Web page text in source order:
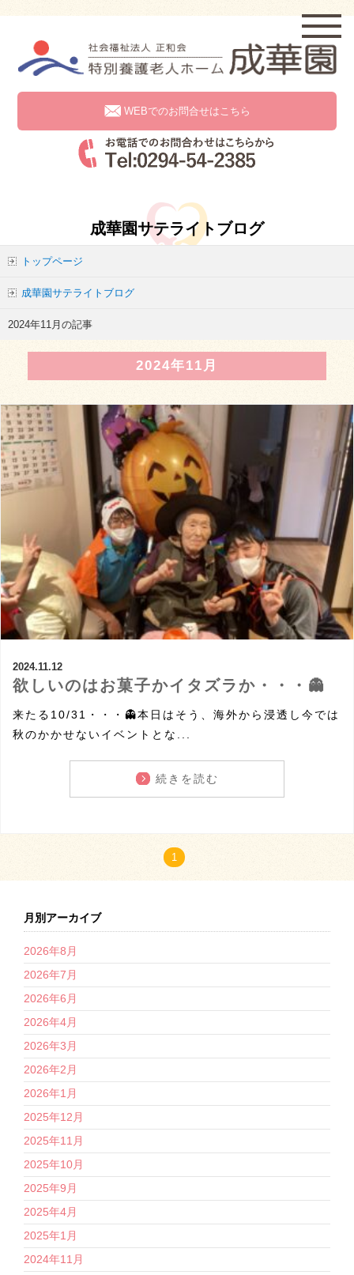
WEBでのお問合せはこちら
成華園サテライトブログ
トップページ
成華園サテライトブログ
2024年11月の記事
2024年11月
2024.11.12
欲しいのはお菓子かイタズラか・・・👻
来たる10/31・・・👻本日はそう、海外から浸透し今では
秋のかかせないイベントとな...
続きを読む
1
月別アーカイブ
2026年8月
2026年7月
2026年6月
2026年4月
2026年3月
2026年2月
2026年1月
2025年12月
2025年11月
2025年10月
2025年9月
2025年4月
2025年1月
2024年11月